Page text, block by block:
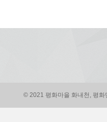
© 2021 평화마을 화내천, 평